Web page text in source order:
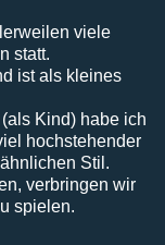
viele
statt.
ist als kleines
Kind) habe ich
hochstehender
Stil.
verbringen wir
spielen.